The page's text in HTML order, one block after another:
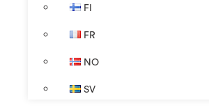
FI
FR
NO
SV